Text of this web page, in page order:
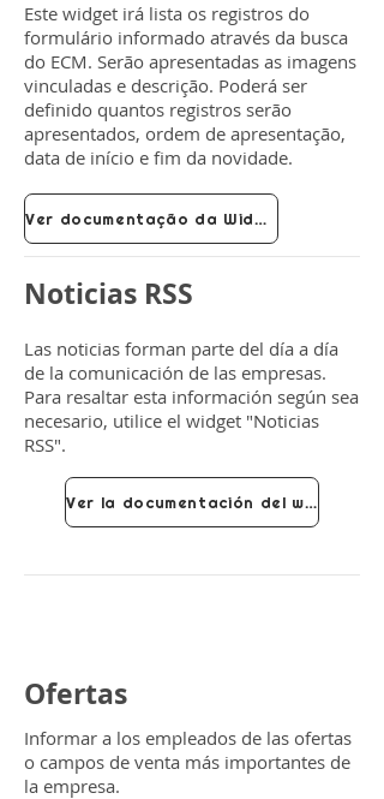
Este widget irá lista os registros do
formulário informado através da busca
do ECM. Serão apresentadas as imagens
vinculadas e descrição. Poderá ser
definido quantos registros serão
apresentados, ordem de apresentação,
data de início e fim da novidade.
Ver documentação da Widget
Noticias RSS
Las noticias forman parte del día a día
de la comunicación de las empresas.
Para resaltar esta información según sea
necesario, utilice el widget "Noticias
RSS".
Ver la documentación del widget
Ofertas
Informar a los empleados de las ofertas
o campos de venta más importantes de
la empresa.